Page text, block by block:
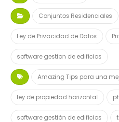
Conjuntos Residenciales
Ley de Privacidad de Datos
software gestion de edificios
Amazing Tips para una
ley de propiedad horizontal
software gestión de edificios